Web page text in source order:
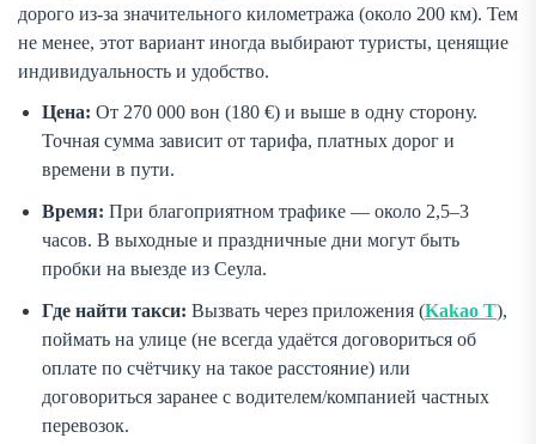
дорого из-за значительного километража (около 200 км). Тем
не менее, этот вариант иногда выбирают туристы, ценящие
индивидуальность и удобство.
Цена: От 270 000 вон (180 €) и выше в одну сторону.
Точная сумма зависит от тарифа, платных дорог и
времени в пути.
Время: При благоприятном трафике — около 2,5–3
часов. В выходные и праздничные дни могут быть
пробки на выезде из Сеула.
Где найти такси: Вызвать через приложения (Kakao T),
поймать на улице (не всегда удаётся договориться об
оплате по счётчику на такое расстояние) или
договориться заранее с водителем/компанией частных
перевозок.